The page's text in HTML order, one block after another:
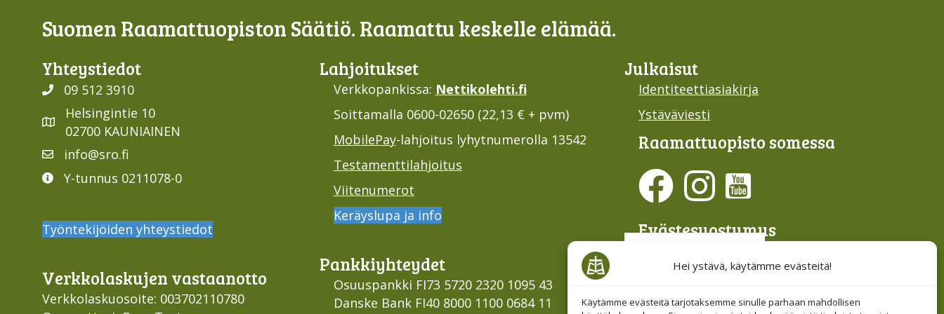
Hei ystävä, käytämme evästeitä!
Käytämme evästeitä tarjotaksemme sinulle parhaan mahdollisen
Suomen Raamattuopiston Säätiö. Raamattu keskelle elämää.
Yhteys­tiedot
09 512 3910
Helsingintie 10
02700 KAUNIAINEN
info@sro.fi
Y-tunnus 0211078-0
Työntekijöiden yhteystiedot
Verkko­laskujen vastaan­otto
Verkkolaskuosoite: 003702110780
Lahjoi­tukset
Verkkopankissa: Nettikolehti.fi
Soittamalla 0600-02650 (22,13 € + pvm)
MobilePay-lahjoitus lyhytnumerolla 13542
Testamenttilahjoitus
Viitenumerot
Keräyslupa ja info
Pankki­yhteydet
Osuuspankki FI73 5720 2320 1095 43
Danske Bank FI40 8000 1100 0684 11
Julkaisut
Identiteettiasiakirja
Ystäväviesti
Raamattu­opisto somessa
Evästesuostumus
Etsi sivuiltamme